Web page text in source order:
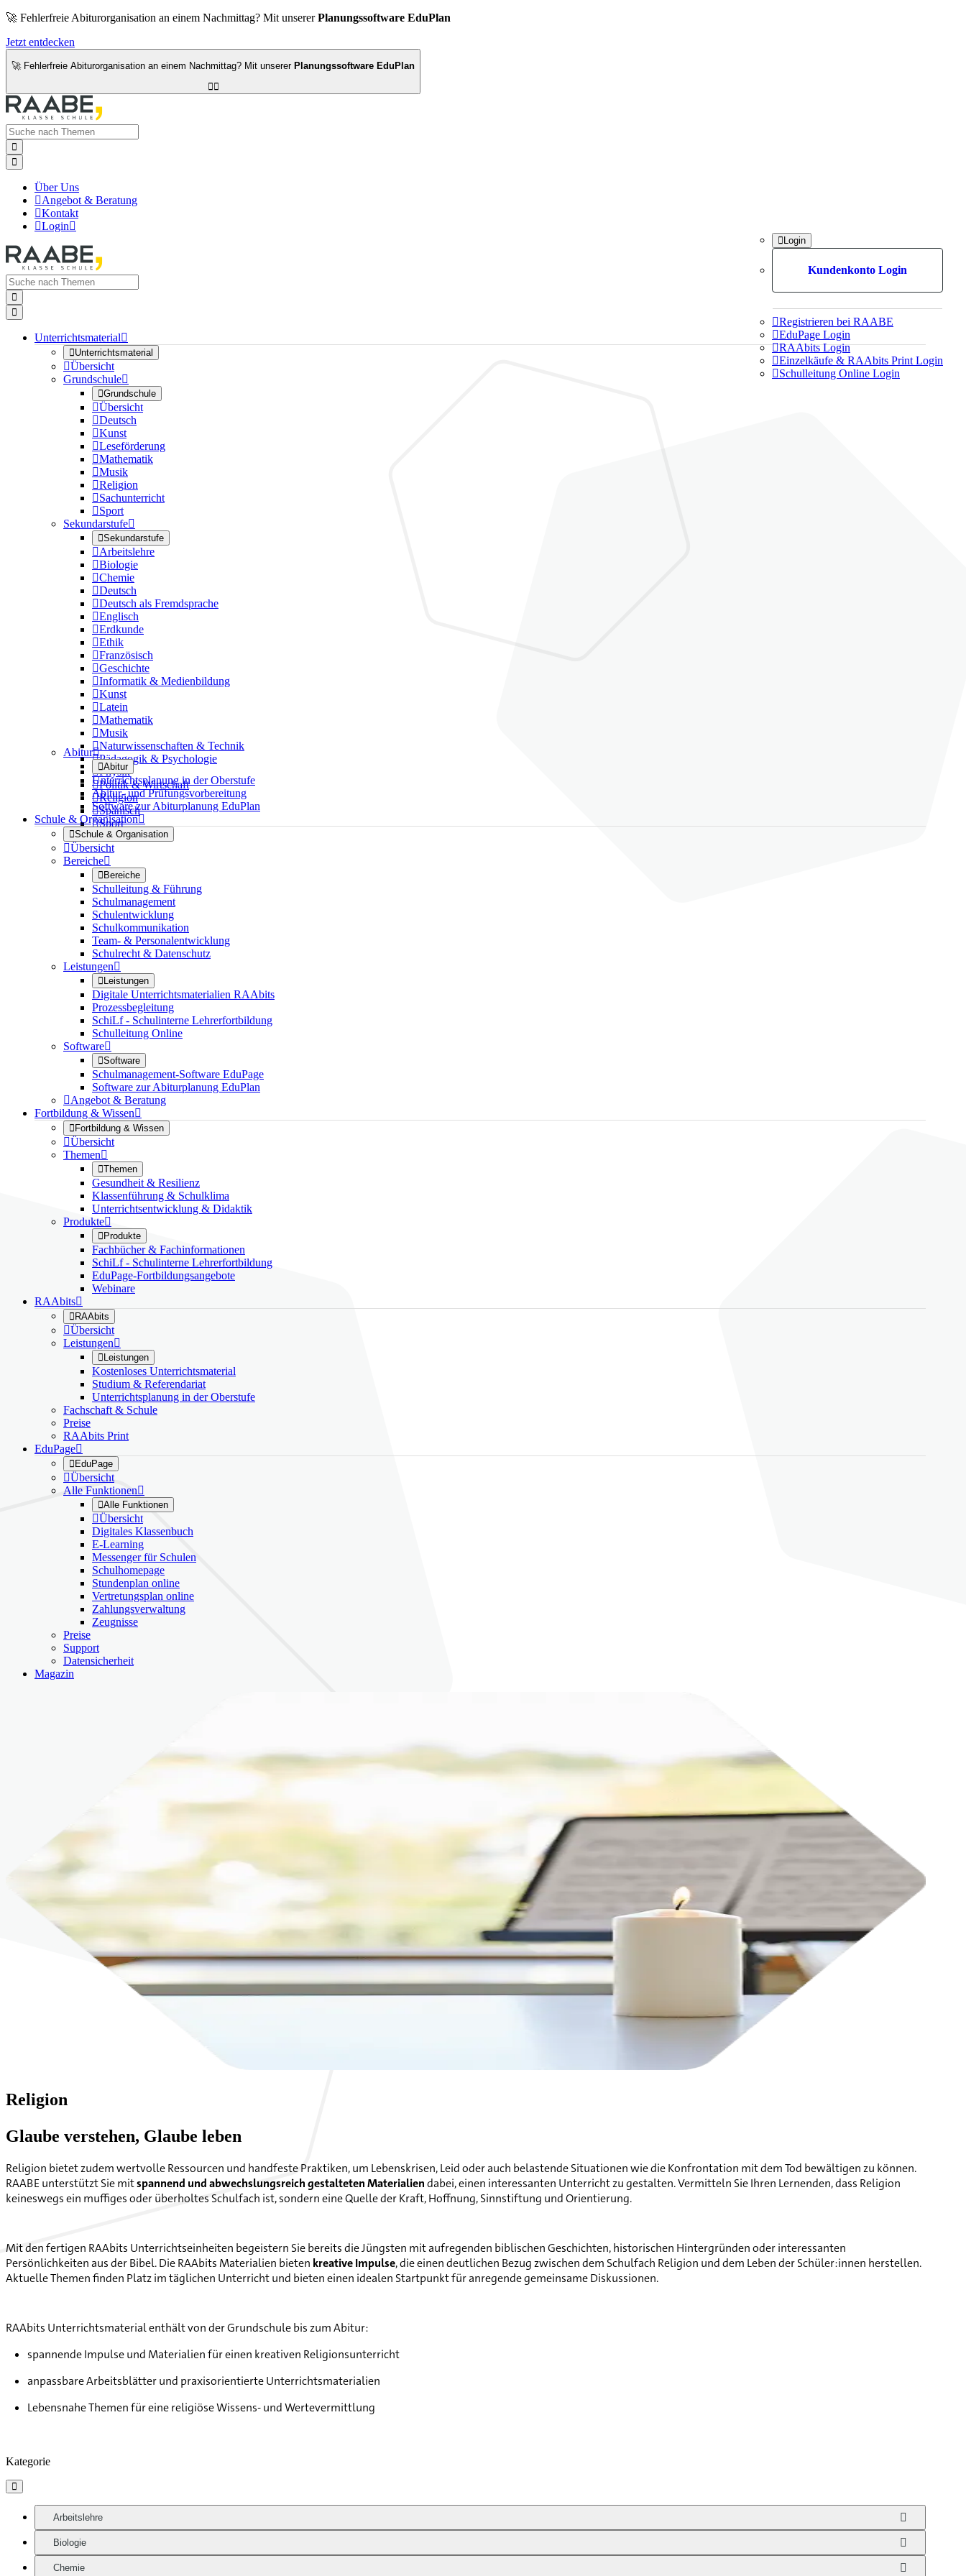
🚀 Fehlerfreie Abiturorganisation an einem Nachmittag? Mit unsererPlanungssoftware EduPlan
Jetzt entdecken
🚀 Fehlerfreie Abiturorganisation an einem Nachmittag? Mit unserer Planungssoftware EduPlan



Über Uns
Angebot & Beratung
Kontakt
Login
Login
Kundenkonto Login
Registrieren bei RAABE
EduPage Login
RAAbits Login
Einzelkäufe & RAAbits Print Login
Schulleitung Online Login


Unterrichtsmaterial
Unterrichtsmaterial
Übersicht
Grundschule
Grundschule
Übersicht
Deutsch
Kunst
Leseförderung
Mathematik
Musik
Religion
Sachunterricht
Sport
Sekundarstufe
Sekundarstufe
Arbeitslehre
Biologie
Chemie
Deutsch
Deutsch als Fremdsprache
Englisch
Erdkunde
Ethik
Französisch
Geschichte
Informatik & Medienbildung
Kunst
Latein
Mathematik
Musik
Naturwissenschaften & Technik
Pädagogik & Psychologie
Physik
Politik & Wirtschaft
Religion
Spanisch
Sport
Abitur
Abitur
Unterrichtsplanung in der Oberstufe
Abitur- und Prüfungsvorbereitung
Software zur Abiturplanung EduPlan
Schule & Organisation
Schule & Organisation
Übersicht
Bereiche
Bereiche
Schulleitung & Führung
Schulmanagement
Schulentwicklung
Schulkommunikation
Team- & Personalentwicklung
Schulrecht & Datenschutz
Leistungen
Leistungen
Digitale Unterrichtsmaterialien RAAbits
Prozessbegleitung
SchiLf - Schulinterne Lehrerfortbildung
Schulleitung Online
Software
Software
Schulmanagement-Software EduPage
Software zur Abiturplanung EduPlan
Angebot & Beratung
Fortbildung & Wissen
Fortbildung & Wissen
Übersicht
Themen
Themen
Gesundheit & Resilienz
Klassenführung & Schulklima
Unterrichtsentwicklung & Didaktik
Produkte
Produkte
Fachbücher & Fachinformationen
SchiLf - Schulinterne Lehrerfortbildung
EduPage-Fortbildungsangebote
Webinare
RAAbits
RAAbits
Übersicht
Leistungen
Leistungen
Kostenloses Unterrichtsmaterial
Studium & Referendariat
Unterrichtsplanung in der Oberstufe
Fachschaft & Schule
Preise
RAAbits Print
EduPage
EduPage
Übersicht
Alle Funktionen
Alle Funktionen
Übersicht
Digitales Klassenbuch
E-Learning
Messenger für Schulen
Schulhomepage
Stundenplan online
Vertretungsplan online
Zahlungsverwaltung
Zeugnisse
Preise
Support
Datensicherheit
Magazin
Religion
Glaube verstehen, Glaube leben
Religion bietet zudem wertvolle Ressourcen und handfeste Praktiken, um Lebenskrisen, Leid oder auch belastende Situationen wie die Konfrontation mit dem Tod bewältigen zu können.
RAABE unterstützt Sie mitspannend und abwechslungsreich gestalteten Materialiendabei, einen interessanten Unterricht zu gestalten. Vermitteln Sie Ihren Lernenden, dass Religion
keineswegs ein muffiges oder überholtes Schulfach ist, sondern eine Quelle der Kraft, Hoffnung, Sinnstiftung und Orientierung.
Mit den fertigen RAAbits Unterrichtseinheiten begeistern Sie bereits die Jüngsten mit aufregenden biblischen Geschichten, historischen Hintergründen oder interessanten
Persönlichkeiten aus der Bibel. Die RAAbits Materialien bieten kreative Impulse, die einen deutlichen Bezug zwischen dem Schulfach Religion und dem Leben der Schüler:innen herstellen.
Aktuelle Themen finden Platz im täglichen Unterricht und bieten einen idealen Startpunkt für anregende gemeinsame Diskussionen.
RAAbits Unterrichtsmaterial enthält von der Grundschule bis zum Abitur:
spannende Impulse und Materialien für einen kreativen Religionsunterricht
anpassbare Arbeitsblätter und praxisorientierte Unterrichtsmaterialien
Lebensnahe Themen für eine religiöse Wissens- und Wertevermittlung
Kategorie

Arbeitslehre
Biologie
Chemie